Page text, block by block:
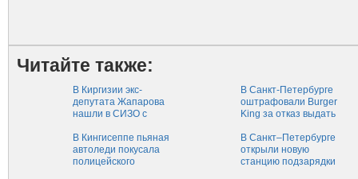
Читайте также:
В Киргизии экс-
депутата Жапарова
нашли в СИЗО с
В Санкт-Петербурге
оштрафовали Burger
King за отказ выдать
В Кингисеппе пьяная
автоледи покусала
полицейского‍
В Санкт–Петербурге
открыли новую
станцию подзарядки